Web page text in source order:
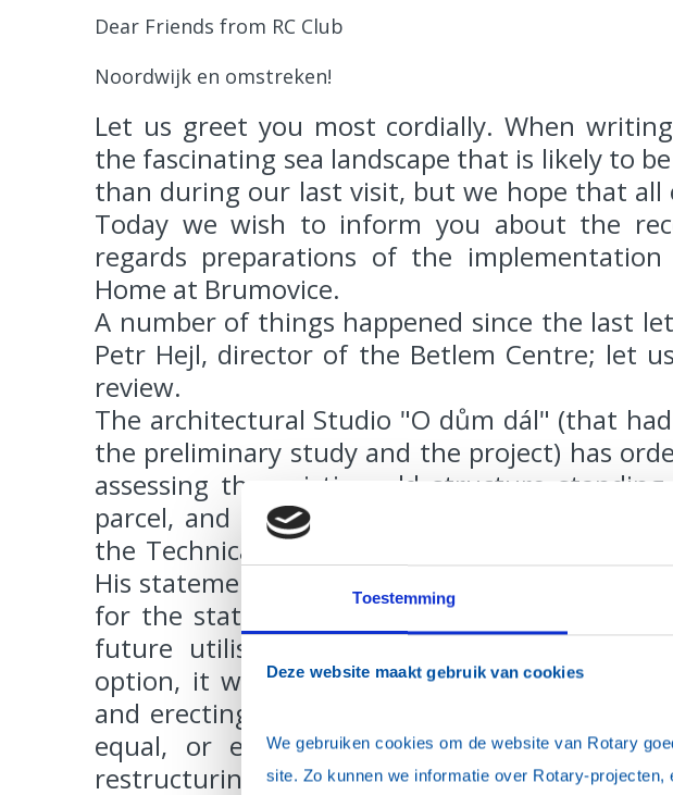
Toestemming
Deze website maakt gebruik van cookies
We gebruiken cookies om de website van Rotary
site. Zo kunnen we informatie over Rotary-
Dear Friends from RC Club
Noordwijk en omstreken!
Let us greet you most cordially. When
the fascinating sea landscape that is likely to
than during our last visit, but we hope that all
Today we wish to inform you about the
regards preparations of the
Home at Brumovice.
A number of things happened since the last
Petr Hejl, director of the Betlem Centre; let
review.
The architectural Studio "O dům dál" (that
the preliminary study and the project) has
assessing the existing old structure
parcel, and namely by an expert of renown,
the Technical University Brno (by the way, he
His statement comprised a draft of
for the static ensuring of the building with
future utilisation. When calculating the
option, it was found that the demolition of
and erecting a new house upon new
equal, or even less, according to some
restructuring the house that exists. DI